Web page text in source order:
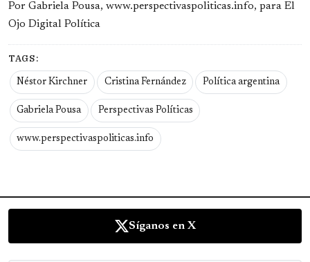
Por Gabriela Pousa, www.perspectivaspoliticas.info, para El
Ojo Digital Política
TAGS:
Néstor Kirchner Cristina Fernández Política argentina
Gabriela Pousa Perspectivas Políticas
www.perspectivaspoliticas.info
Síganos en X